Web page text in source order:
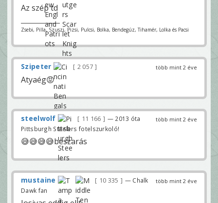
Az szép td
Zsebi, Pilla, Szuszi, Pizsi, Pulcsi, Bolka, Bendegúz, Tihamér, Lolka és Pacsi
több mint 2 éve
Szipeter 2 057
Atyaég😡
több mint 2 éve
steelwolf 11 166
— 2013 óta
Pittsburgh Steelers fotelszurkoló!
😅😅😅😅beszarás
több mint 2 éve
mustaine 10 335
— Chalk
Dawk fan